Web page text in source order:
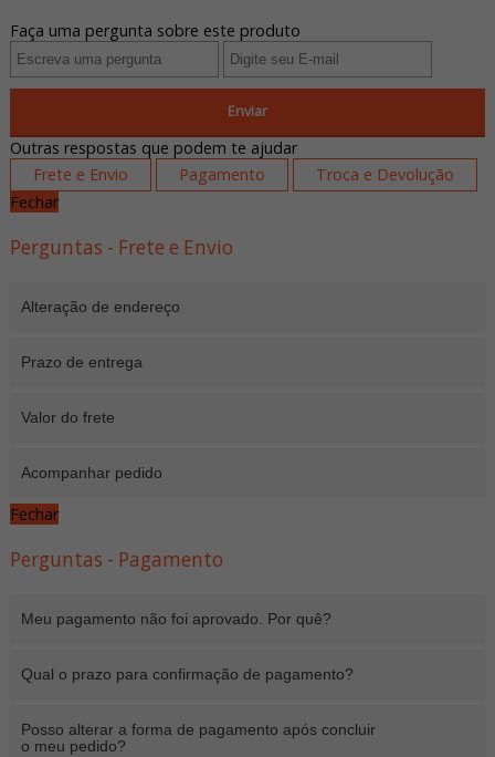
Faça uma pergunta sobre este produto
Enviar
Outras respostas que podem te ajudar
Frete e Envio
Pagamento
Troca e Devolução
Fechar
Perguntas - Frete e Envio
Alteração de endereço
Prazo de entrega
Valor do frete
Acompanhar pedido
Fechar
Perguntas - Pagamento
Meu pagamento não foi aprovado. Por quê?
Qual o prazo para confirmação de pagamento?
Posso alterar a forma de pagamento após concluir
o meu pedido?